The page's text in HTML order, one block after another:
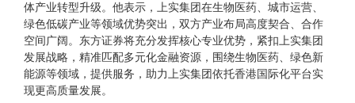
体产业转型升级。他表示，上实集团在生物医药、城市运营、
绿色低碳产业等领域优势突出，双方产业布局高度契合、合作
空间广阔。东方证券将充分发挥核心专业优势，紧扣上实集团
发展战略，精准匹配多元化金融资源，围绕生物医药、绿色新
能源等领域，提供服务，助力上实集团依托香港国际化平台实
现更高质量发展。